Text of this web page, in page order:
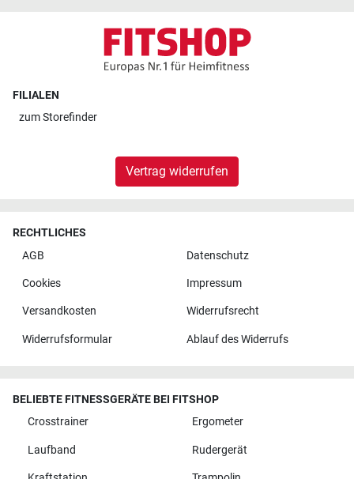
FILIALEN
zumStorefinder
Vertrag widerrufen
RECHTLICHES
AGB
Datenschutz
Cookies Impressum
Versandkosten Widerrufsrecht
Widerrufsformular Ablauf des Widerrufs
BELIEBTE FITNESSGERÄTE BEI FITSHOP
Crosstrainer
Ergometer
Laufband Rudergerät